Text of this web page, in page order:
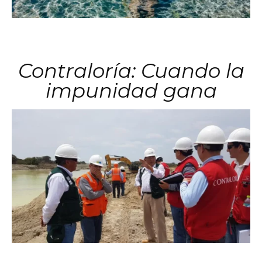
Contraloría: Cuando la
impunidad gana